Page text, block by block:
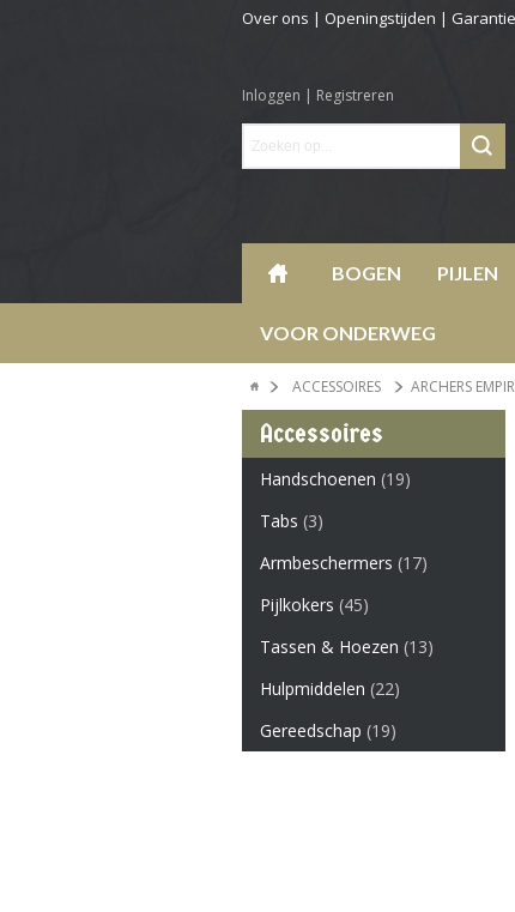
Over ons | Openingstijden | Garantie
Inloggen | Registreren
BOGEN PIJLEN
VOOR ONDERWEG
ACCESSOIRES ARCHERS
Accessoires
Handschoenen (19)
Tabs (3)
Armbeschermers (17)
Pijlkokers (45)
Tassen & Hoezen (13)
Hulpmiddelen (22)
Gereedschap (19)